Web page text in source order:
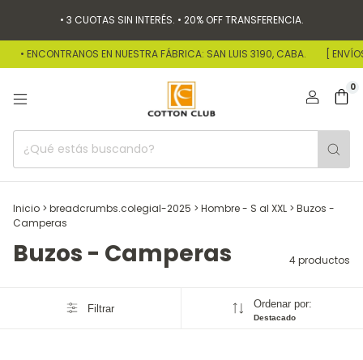
• 3 CUOTAS SIN INTERÉS. • 20% OFF TRANSFERENCIA.
• ENCONTRANOS EN NUESTRA FÁBRICA: SAN LUIS 3190, CABA. [
0
Inicio > breadcrumbs.colegial-2025 > Hombre - S al XXL > Buzos -
Camperas
Buzos - Camperas 4 productos
Filtrar Ordenar por:
Destacado